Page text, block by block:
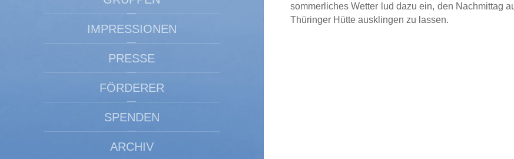
IMPRESSIONEN
PRESSE
FÖRDERER
SPENDEN
ARCHIV
sommerliches Wetter lud dazu ein, den Nachmittag
Thüringer Hütte ausklingen zu lassen.